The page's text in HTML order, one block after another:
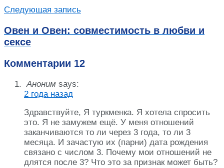
Следующая запись
Овен и Овен: совместимость в любви и
сексе
Комментарии 12
Аноним says:
2 года назад
Здравствуйте, Я туркменка. Я хотела спросить
это. Я не замужем ещё. У меня отношений
заканчиваются то ли через 3 года, то ли 3
месяца. И зачастую их (парни) дата рождения
связано с числом 3. Почему мои отношений не
длятся после 3? Что это за признак может быть?